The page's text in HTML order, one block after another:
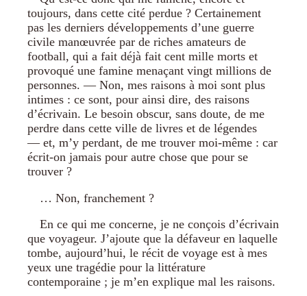
toujours, dans cette cité perdue ? Certainement
pas les derniers développements d’une guerre
civile manœuvrée par de riches amateurs de
football, qui a fait déjà fait cent mille morts et
provoqué une famine menaçant vingt millions de
personnes. — Non, mes raisons à moi sont plus
intimes : ce sont, pour ainsi dire, des raisons
d’écrivain. Le besoin obscur, sans doute, de me
perdre dans cette ville de livres et de légendes
— et, m’y perdant, de me trouver moi-même : car
écrit-on jamais pour autre chose que pour se
trouver ?
… Non, franchement ?
En ce qui me concerne, je ne conçois d’écrivain
que voyageur. J’ajoute que la défaveur en laquelle
tombe, aujourd’hui, le récit de voyage est à mes
yeux une tragédie pour la littérature
contemporaine ; je m’en explique mal les raisons.